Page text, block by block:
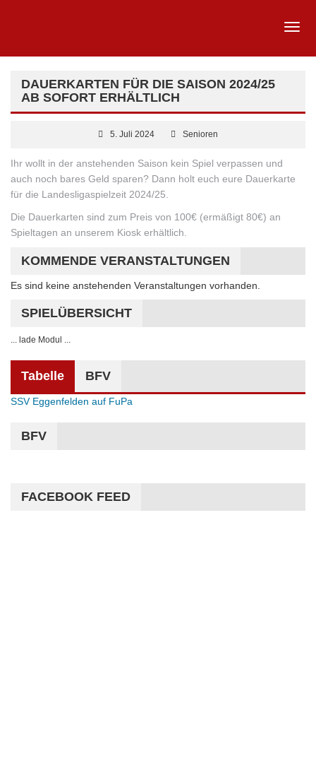
DAUERKARTEN FÜR DIE SAISON 2024/25
AB SOFORT ERHÄLTLICH
5. Juli 2024 Senioren
Ihr wollt in der anstehenden Saison kein Spiel verpassen und
auch noch bares Geld sparen? Dann holt euch eure Dauerkarte
für die Landesligaspielzeit 2024/25.
Die Dauerkarten sind zum Preis von 100€ (ermäßigt 80€) an
Spieltagen an unserem Kiosk erhältlich.
KOMMENDE VERANSTALTUNGEN
Hinweis
Es sind keine anstehenden Veranstaltungen vorhanden.
SPIELÜBERSICHT
... lade Modul ...
Tabelle BFV
SSV Eggenfelden auf FuPa
BFV
FACEBOOK FEED